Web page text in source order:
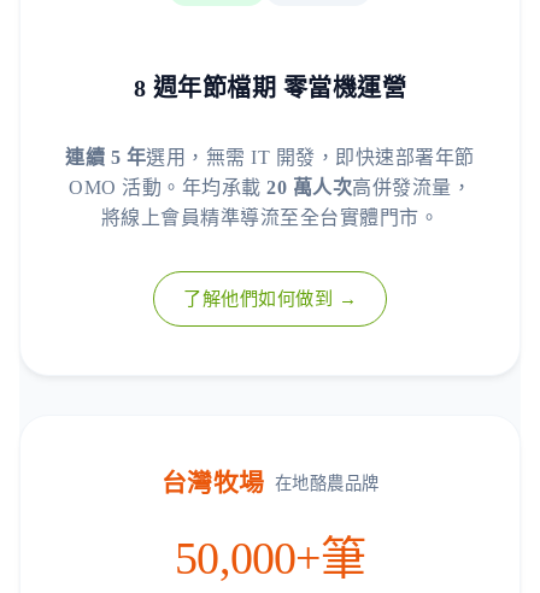
8 週年節檔期 零當機運營
連續 5 年選用，無需 IT 開發，即快速部署年節
OMO 活動。年均承載 20 萬人次高併發流量，
將線上會員精準導流至全台實體門市。
了解他們如何做到 →
台灣牧場 在地酪農品牌
50,000+筆